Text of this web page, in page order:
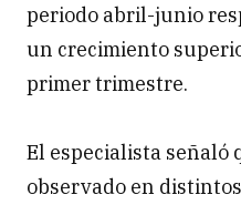
periodo abril-junio
un crecimiento
primer trimestre.
El especialista señaló
observado en